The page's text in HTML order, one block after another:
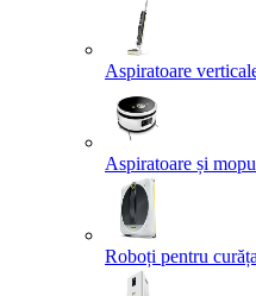
Aspiratoare
Aspiratoare și
Roboți pentru